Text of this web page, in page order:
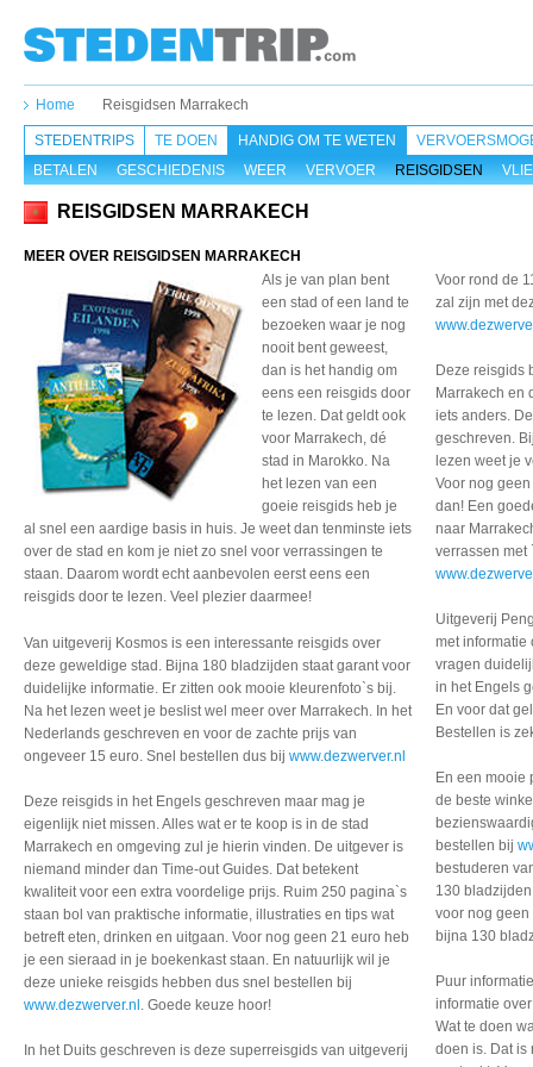
Home Reisgidsen Marrakech
STEDENTRIPS TE DOEN
HANDIG OM TE WETEN
BETALEN
GESCHIEDENIS WEER VERVOER REISGIDSEN
REISGIDSEN MARRAKECH
MEER OVER REISGIDSEN MARRAKECH
Als je van plan bent
een stad of een land te
bezoeken waar je nog
nooit bent geweest,
dan is het handig om
eens een reisgids door
te lezen. Dat geldt ook
voor Marrakech, dé
stad in Marokko. Na
het lezen van een
goeie reisgids heb je
al snel een aardige basis in huis. Je weet dan tenminste iets
over de stad en kom je niet zo snel voor verrassingen te
staan. Daarom wordt echt aanbevolen eerst eens een
reisgids door te lezen. Veel plezier daarmee!
Van uitgeverij Kosmos is een interessante reisgids over
deze geweldige stad. Bijna 180 bladzijden staat garant voor
duidelijke informatie. Er zitten ook mooie kleurenfoto`s bij.
Na het lezen weet je beslist wel meer over Marrakech. In het
Nederlands geschreven en voor de zachte prijs van
ongeveer 15 euro. Snel bestellen dus bij www.dezwerver.nl
Deze reisgids in het Engels geschreven maar mag je
eigenlijk niet missen. Alles wat er te koop is in de stad
Marrakech en omgeving zul je hierin vinden. De uitgever is
niemand minder dan Time-out Guides. Dat betekent
kwaliteit voor een extra voordelige prijs. Ruim 250 pagina`s
staan bol van praktische informatie, illustraties en tips wat
betreft eten, drinken en uitgaan. Voor nog geen 21 euro heb
je een sieraad in je boekenkast staan. En natuurlijk wil je
deze unieke reisgids hebben dus snel bestellen bij
www.dezwerver.nl . Goede keuze hoor!
In het Duits geschreven is deze superreisgids van uitgeverij
Voor rond de
zal zijn met
Deze reisgids
Marrakech en
iets anders.
geschreven.
lezen weet je
Voor nog
dan! Een
naar
verrassen met
Uitgeverij
met
vragen
in het Engels
En voor dat
Bestellen is
En een mooie
de beste
bestellen bij
bestuderen
130
voor nog
bijna 130
Puur
informatie
Wat te doen
doen is. Dat is